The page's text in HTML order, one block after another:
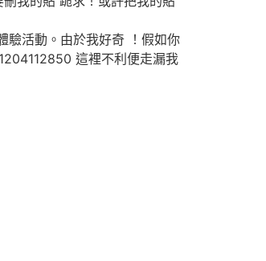
活動。由於我好奇 ！假如你
這裡不利便走漏我